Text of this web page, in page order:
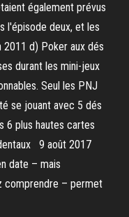
également prévus
l'épisode deux, et les
d) Poker aux dés
durant les mini-jeux
Seul les PNJ
se jouant avec 5 dés
6 plus hautes cartes
9 août 2017
date – mais
comprendre – permet